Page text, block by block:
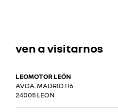
ven a visitarnos
LEOMOTOR LEÓN
AVDA. MADRID 116
24005 LEON